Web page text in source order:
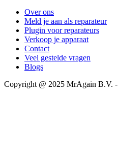
Over ons
Meld je aan als reparateur
Plugin voor reparateurs
Verkoop je apparaat
Contact
Veel gestelde vragen
Blogs
Copyright @ 2025 MrAgain B.V. -